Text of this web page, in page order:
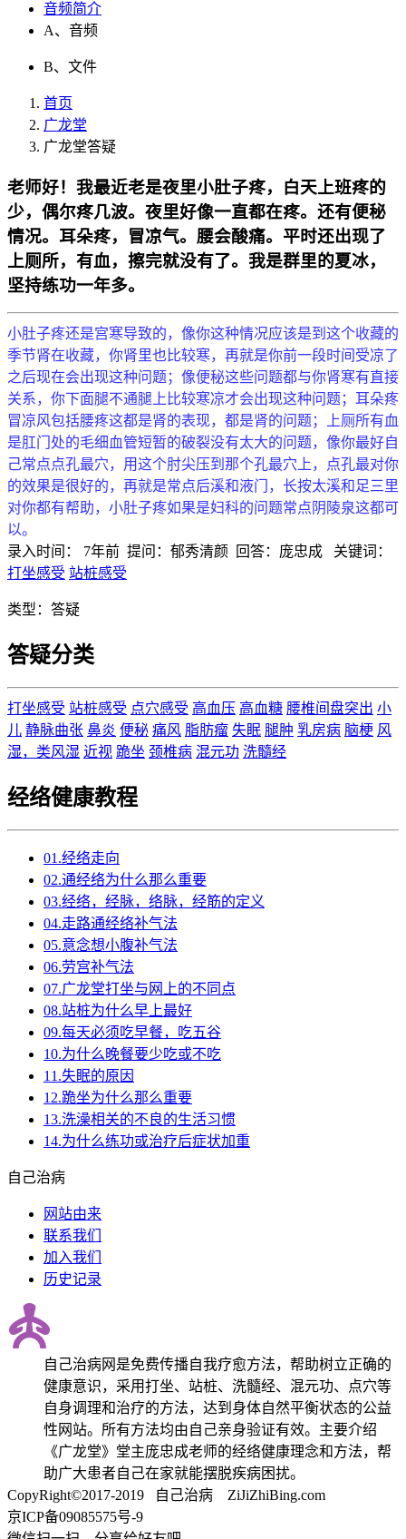
音频简介
A、音频
B、文件
首页
广龙堂
广龙堂答疑
老师好！我最近老是夜里小肚子疼，白天上班疼的
少，偶尔疼几波。夜里好像一直都在疼。还有便秘
情况。耳朵疼，冒凉气。腰会酸痛。平时还出现了
上厕所，有血，擦完就没有了。我是群里的夏冰，
坚持练功一年多。
小肚子疼还是宫寒导致的，像你这种情况应该是到这个收藏的
季节肾在收藏，你肾里也比较寒，再就是你前一段时间受凉了
之后现在会出现这种问题；像便秘这些问题都与你肾寒有直接
关系，你下面腿不通腿上比较寒凉才会出现这种问题；耳朵疼
冒凉风包括腰疼这都是肾的表现，都是肾的问题；上厕所有血
是肛门处的毛细血管短暂的破裂没有太大的问题，像你最好自
己常点点孔最穴，用这个肘尖压到那个孔最穴上，点孔最对你
的效果是很好的，再就是常点后溪和液门，长按太溪和足三里
对你都有帮助，小肚子疼如果是妇科的问题常点阴陵泉这都可
以。
录入时间：
7年前 提问： 郁秀清颜 回答： 庞忠成
关键词：
打坐感受 站桩感受
类型： 答疑
答疑分类
打坐感受 站桩感受 点穴感受 高血压 高血糖 腰椎间盘突出 小
儿 静脉曲张 鼻炎 便秘 痛风 脂肪瘤 失眠 腿肿 乳房病 脑梗 风
湿，类风湿 近视 跪坐 颈椎病 混元功 洗髓经
经络健康教程
01.经络走向
02.通经络为什么那么重要
03.经络，经脉，络脉，经筋的定义
04.走路通经络补气法
05.意念想小腹补气法
06.劳宫补气法
07.广龙堂打坐与网上的不同点
08.站桩为什么早上最好
09.每天必须吃早餐，吃五谷
10.为什么晚餐要少吃或不吃
11.失眠的原因
12.跪坐为什么那么重要
13.洗澡相关的不良的生活习惯
14.为什么练功或治疗后症状加重
自己治病
网站由来
联系我们
加入我们
历史记录
自己治病网是免费传播自我疗愈方法，帮助树立正确的
健康意识，采用打坐、站桩、洗髓经、混元功、点穴等
自身调理和治疗的方法，达到身体自然平衡状态的公益
性网站。所有方法均由自己亲身验证有效。主要介绍
《广龙堂》堂主庞忠成老师的经络健康理念和方法，帮
助广大患者自己在家就能摆脱疾病困扰。
CopyRight©2017-2019 自己治病 ZiJiZhiBing.com
京ICP备09085575号-9